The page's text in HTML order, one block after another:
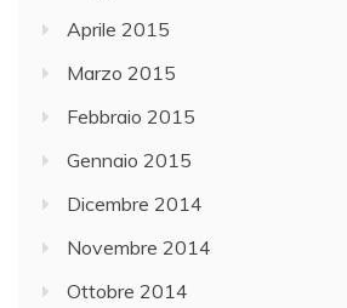
Aprile 2015
Marzo 2015
Febbraio 2015
Gennaio 2015
Dicembre 2014
Novembre 2014
Ottobre 2014